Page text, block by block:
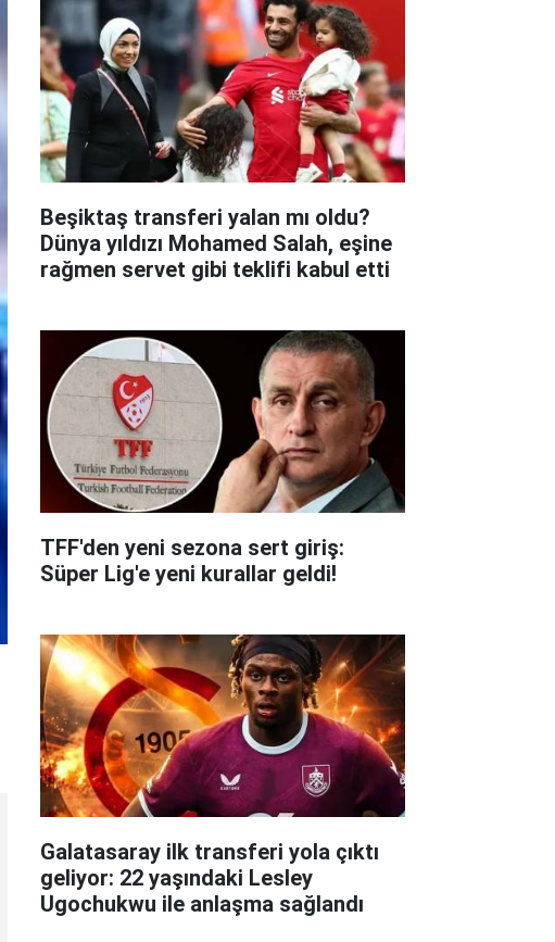
Beşiktaş transferi yalan mı oldu?
Dünya yıldızı Mohamed Salah, eşine
rağmen servet gibi teklifi kabul etti
TFF'den yeni sezona sert giriş:
Süper Lig'e yeni kurallar geldi!
Galatasaray ilk transferi yola çıktı
geliyor: 22 yaşındaki Lesley
Ugochukwu ile anlaşma sağlandı